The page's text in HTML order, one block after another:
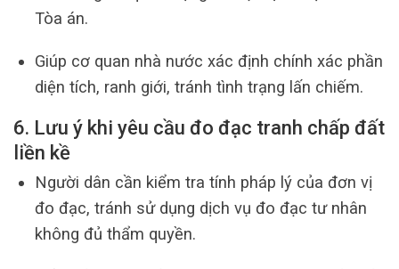
Tòa án.
Giúp cơ quan nhà nước xác định chính xác phần
diện tích, ranh giới, tránh tình trạng lấn chiếm.
6. Lưu ý khi yêu cầu đo đạc tranh chấp đất
liền kề
Người dân cần kiểm tra tính pháp lý của đơn vị
đo đạc, tránh sử dụng dịch vụ đo đạc tư nhân
không đủ thẩm quyền.